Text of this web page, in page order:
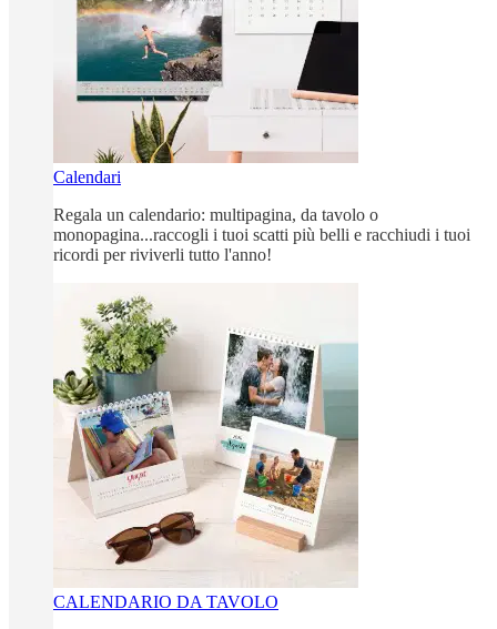
Calendari
Regala un calendario: multipagina, da tavolo o
monopagina...raccogli i tuoi scatti più belli e racchiudi i tuoi
ricordi per riviverli tutto l'anno!
CALENDARIO DA TAVOLO